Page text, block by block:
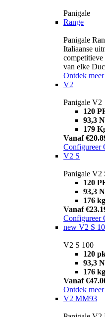
Panigale
Range
Panigale
Italiaanse
competitieve
van elke
Ontdek meer
V2
Panigale V2
120
93,3
179
Vanaf
Configureer
V2 S
Panigale V2
120
93,3
176 kg
Vanaf
Configureer
new V2 S
V2 S 100
120
93,3
176 kg
Vanaf
Ontdek meer
V2 MM93